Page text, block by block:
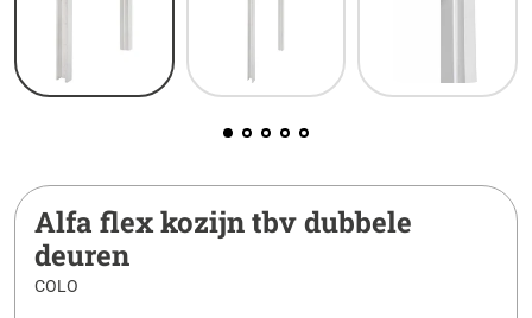
Alfa flex kozijn tbv dubbele
deuren
COLO